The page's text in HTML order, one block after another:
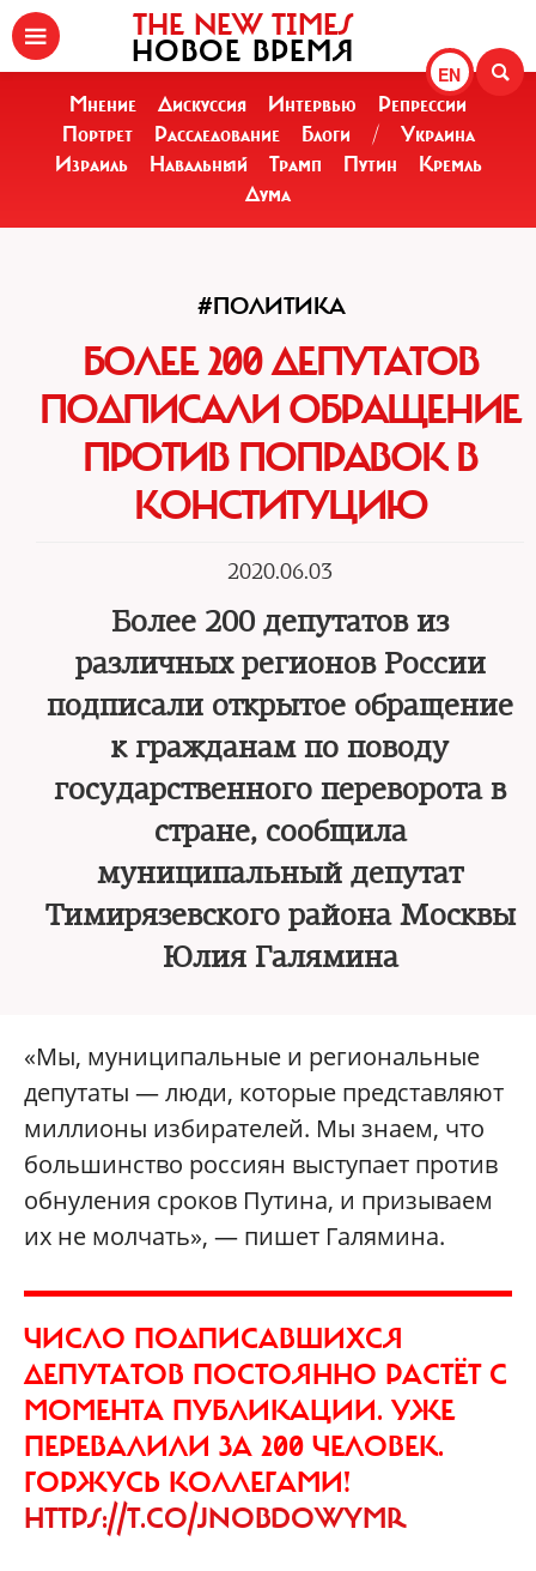
EN
THE NEW TIMES
НОВОЕ ВРЕМЯ
Мнение Дискуссия Интервью
Репрессии
Портрет
Расследование Блоги /
Украина
Израиль
Навальный Трамп Путин
Кремль
Дума
#ПОЛИТИКА
БОЛЕЕ 200 ДЕПУТАТОВ
ПОДПИСАЛИ ОБРАЩЕНИЕ
ПРОТИВ ПОПРАВОК В
КОНСТИТУЦИЮ
2020.06.03
Более 200 депутатов из
различных регионов России
подписали открытое обращение
к гражданам по поводу
государственного переворота в
стране, сообщила
муниципальный депутат
Тимирязевского района Москвы
Юлия Галямина
«Мы, муниципальные и региональные
депутаты — люди, которые представляют
миллионы избирателей. Мы знаем, что
большинство россиян выступает против
обнуления сроков Путина, и призываем
их не молчать», — пишет Галямина.
ЧИСЛО ПОДПИСАВШИХСЯ
ДЕПУТАТОВ ПОСТОЯННО РАСТЁТ С
МОМЕНТА ПУБЛИКАЦИИ. УЖЕ
ПЕРЕВАЛИЛИ ЗА 200 ЧЕЛОВЕК.
ГОРЖУСЬ КОЛЛЕГАМИ!
HTTPS://T.CO/JNOBDOWYMR